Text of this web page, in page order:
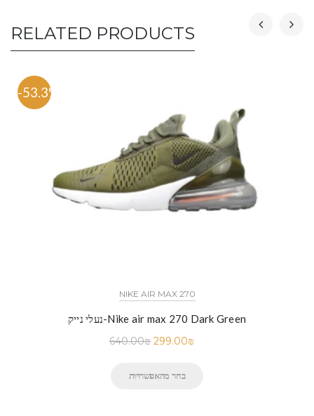
RELATED PRODUCTS
-53.3%
NIKE AIR MAX 270
נעלי נייק-Nike air max 270 Dark Green
640.00₪ 299.00₪
בחר מהאפשרויות